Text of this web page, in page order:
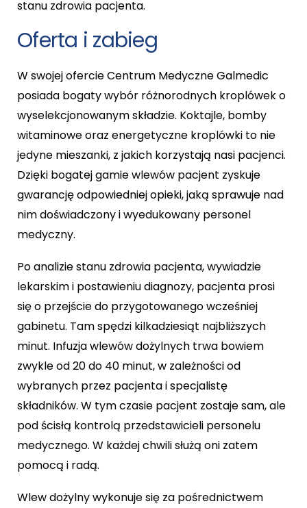
stanu zdrowia pacjenta.
Oferta i zabieg
W swojej ofercie Centrum Medyczne Galmedic
posiada bogaty wybór różnorodnych kroplówek o
wyselekcjonowanym składzie. Koktajle, bomby
witaminowe oraz energetyczne kroplówki to nie
jedyne mieszanki, z jakich korzystają nasi pacjenci.
Dzięki bogatej gamie wlewów pacjent zyskuje
gwarancję odpowiedniej opieki, jaką sprawuje nad
nim doświadczony i wyedukowany personel
medyczny.
Po analizie stanu zdrowia pacjenta, wywiadzie
lekarskim i postawieniu diagnozy, pacjenta prosi
się o przejście do przygotowanego wcześniej
gabinetu. Tam spędzi kilkadziesiąt najbliższych
minut. Infuzja wlewów dożylnych trwa bowiem
zwykle od 20 do 40 minut, w zależności od
wybranych przez pacjenta i specjalistę
składników. W tym czasie pacjent zostaje sam, ale
pod ścisłą kontrolą przedstawicieli personelu
medycznego. W każdej chwili służą oni zatem
pomocą i radą.
Wlew dożylny wykonuje się za pośrednictwem